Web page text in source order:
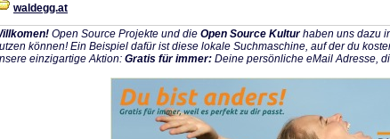
waldegg.at
Open Source Projekte und die Open Source Kulturhaben uns dazu
können! Ein Beispiel dafür ist diese lokale Suchmaschine, auf der du
einzigartige Aktion: Gratis für immer: Deine persönliche eMail Adresse,